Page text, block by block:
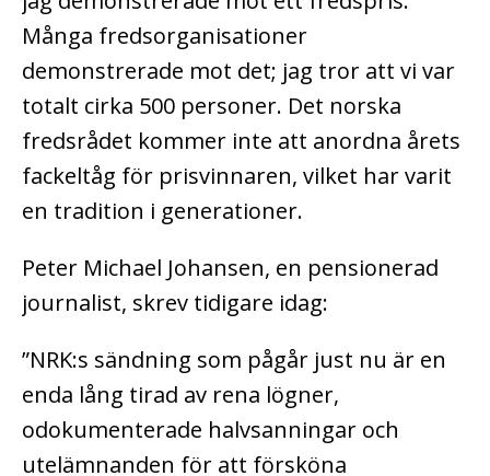
Många fredsorganisationer
demonstrerade mot det; jag tror att vi var
totalt cirka 500 personer. Det norska
fredsrådet kommer inte att anordna årets
fackeltåg för prisvinnaren, vilket har varit
en tradition i generationer.
Peter Michael Johansen, en pensionerad
journalist, skrev tidigare idag:
”NRK:s sändning som pågår just nu är en
enda lång tirad av rena lögner,
odokumenterade halvsanningar och
utelämnanden för att försköna